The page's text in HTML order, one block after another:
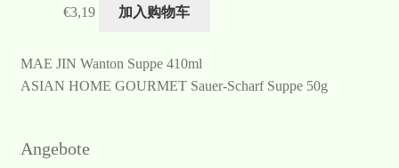
€3,19 加入购物车
MAE JIN Wanton Suppe 410ml
ASIAN HOME GOURMET Sauer-Scharf Suppe 50g
Angebote